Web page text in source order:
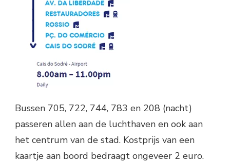
Bussen 705, 722, 744, 783 en 208 (nacht)
passeren allen aan de luchthaven en ook aan
het centrum van de stad. Kostprijs van een
kaartje aan boord bedraagt ongeveer 2 euro.